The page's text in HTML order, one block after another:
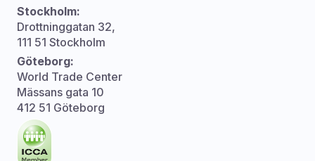
Stockholm:
Drottninggatan 32,
111 51 Stockholm
Göteborg:
World Trade Center
Mässans gata 10
412 51 Göteborg